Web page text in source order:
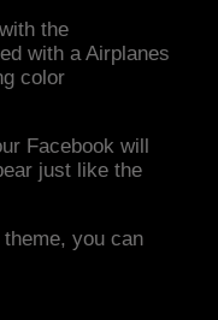
the
with a Airplanes
color
Facebook will
just like the
you can